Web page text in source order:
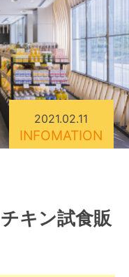
2021.02.11
INFOMATION
キン試食販